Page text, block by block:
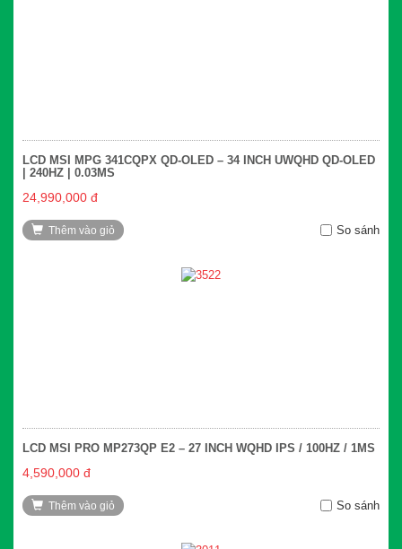
LCD MSI MPG 341CQPX QD-OLED – 34 INCH UWQHD QD-OLED
| 240HZ | 0.03MS
24,990,000 đ
Thêm vào giỏ So sánh
LCD MSI PRO MP273QP E2 – 27 INCH WQHD IPS / 100HZ / 1MS
4,590,000 đ
Thêm vào giỏ So sánh